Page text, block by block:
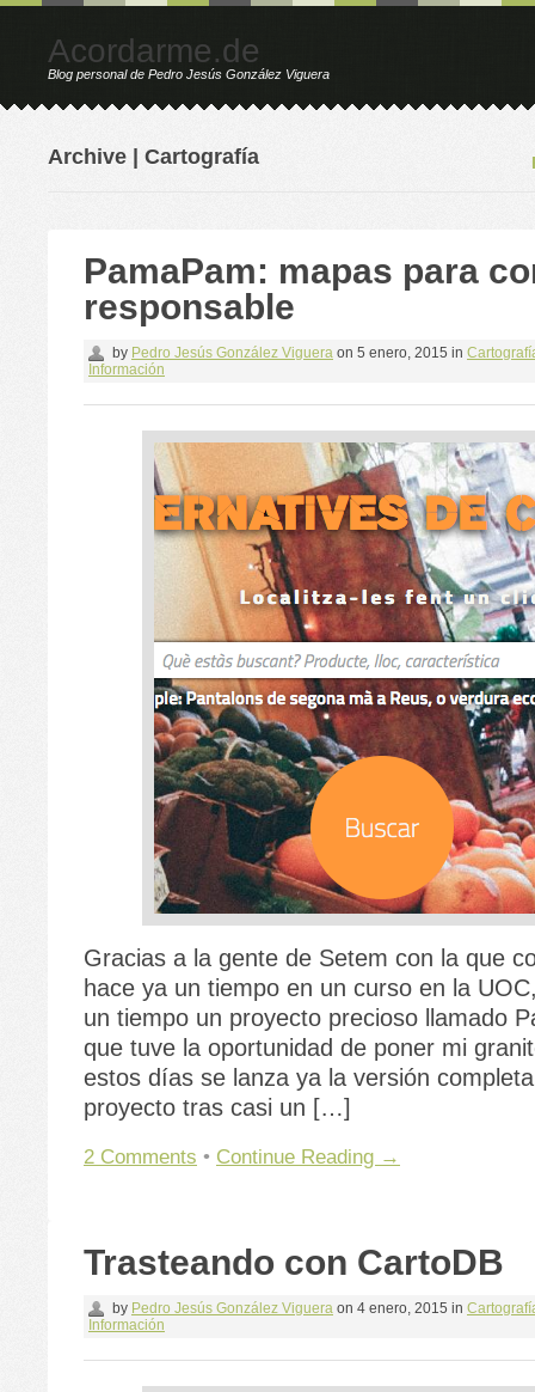
Acordarme.de
Blog personal de Pedro Jesús González Viguera
Archive | Cartografía
PamaPam: mapas para
responsable
by Pedro Jesús González Viguera on 5 enero, 2015 in
Información
Gracias a la gente de Setem con la que
hace ya un tiempo en un curso en la
un tiempo un proyecto precioso llamado
que tuve la oportunidad de poner mi
estos días se lanza ya la versión
proyecto tras casi un […]
2 Comments • Continue Reading →
Trasteando con CartoDB
by Pedro Jesús González Viguera on 4 enero, 2015 in
Información